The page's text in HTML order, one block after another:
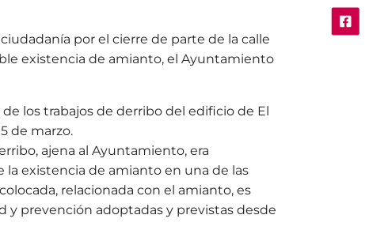
por el cierre de parte de la calle
existencia de amianto, el Ayuntamiento
los trabajos de derribo del edificio de El
de marzo.
ajena al Ayuntamiento, era
la existencia de amianto en una de las
relacionada con el amianto, es
y prevención adoptadas y previstas desde